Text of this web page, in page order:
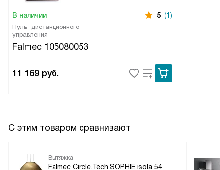
В наличии 5 (1)
Пульт дистанционного
управления
Falmec 105080053
11 169 руб.
С этим товаром сравнивают
Вытяжка
Falmec Circle.Tech SOPHIE isola 54